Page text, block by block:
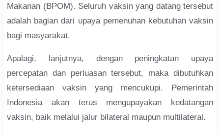
Makanan (BPOM). Seluruh vaksin yang datang tersebut
adalah bagian dari upaya pemenuhan kebutuhan vaksin
bagi masyarakat.
Apalagi, lanjutnya, dengan peningkatan upaya
percepatan dan perluasan tersebut, maka dibutuhkan
ketersediaan vaksin yang mencukupi. Pemerintah
Indonesia akan terus mengupayakan kedatangan
vaksin, baik melalui jalur bilateral maupun multilateral.